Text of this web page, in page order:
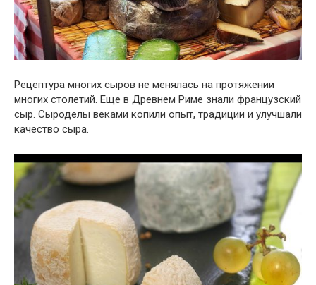
Рецептура многих сыров не менялась на протяжении
многих столетий. Еще в Древнем Риме знали французский
сыр. Сыроделы веками копили опыт, традиции и улучшали
качество сыра.